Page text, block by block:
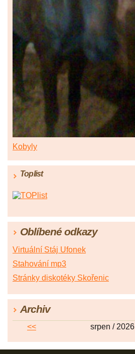
Kobyly
Toplist
Oblíbené odkazy
Virtuální Stáj Ufonek
Stahování mp3
Stránky diskotéky Skořenic
Archiv
<< srpen / 2026